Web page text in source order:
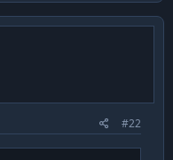
les haré un
#22